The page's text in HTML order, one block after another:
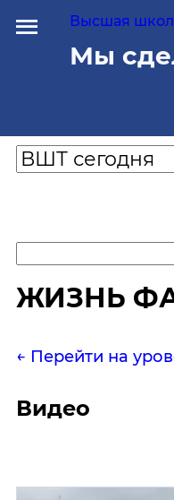
Высшая
Мы
ЖИЗНЬ
← Перейти на
Видео